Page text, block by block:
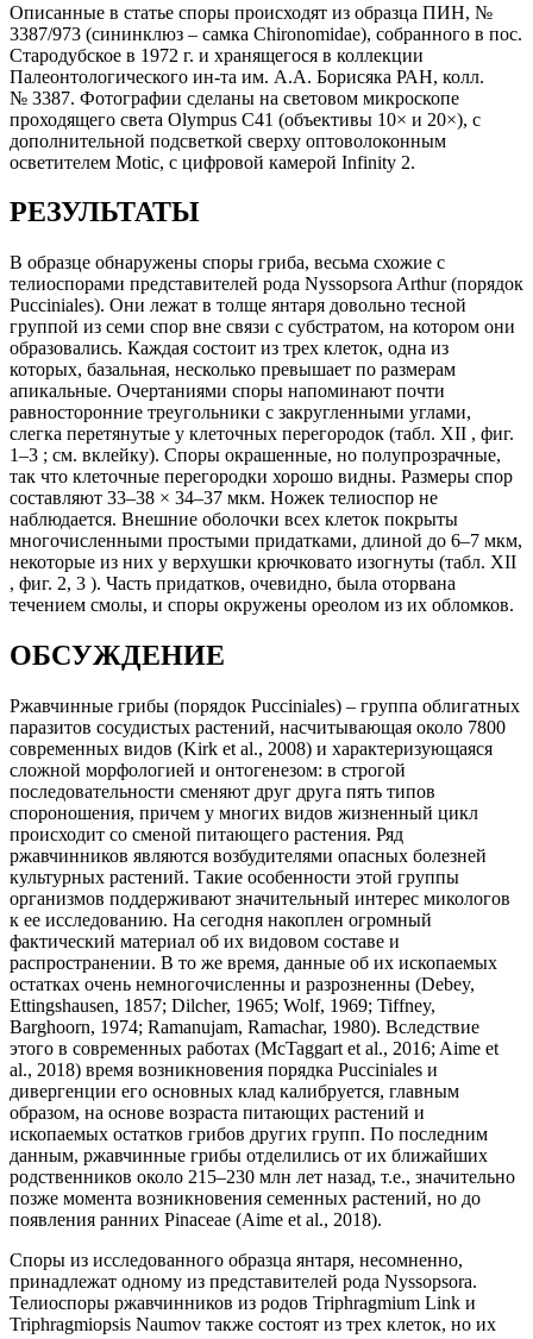
Описанные в статье споры происходят из образца ПИН, №
3387/973 (сининклюз – самка Chironomidae), собранного в пос.
Стародубское в 1972 г. и хранящегося в коллекции
Палеонтологического ин-та им. А.А. Борисяка РАН, колл.
№ 3387. Фотографии сделаны на световом микроскопе
проходящего света Olympus С41 (объективы 10× и 20×), с
дополнительной подсветкой сверху оптоволоконным
осветителем Motic, с цифровой камерой Infinity 2.
РЕЗУЛЬТАТЫ
В образце обнаружены споры гриба, весьма схожие с
телиоспорами представителей рода Nyssopsora Arthur (порядок
Pucciniales). Они лежат в толще янтаря довольно тесной
группой из семи спор вне связи с субстратом, на котором они
образовались. Каждая состоит из трех клеток, одна из
которых, базальная, несколько превышает по размерам
апикальные. Очертаниями споры напоминают почти
равносторонние треугольники с закругленными углами,
слегка перетянутые у клеточных перегородок (табл. XII , фиг.
1–3 ; см. вклейку). Споры окрашенные, но полупрозрачные,
так что клеточные перегородки хорошо видны. Размеры спор
составляют 33–38 × 34–37 мкм. Ножек телиоспор не
наблюдается. Внешние оболочки всех клеток покрыты
многочисленными простыми придатками, длиной до 6–7 мкм,
некоторые из них у верхушки крючковато изогнуты (табл. XII
, фиг. 2, 3 ). Часть придатков, очевидно, была оторвана
течением смолы, и споры окружены ореолом из их обломков.
ОБСУЖДЕНИЕ
Ржавчинные грибы (порядок Pucciniales) – группа облигатных
паразитов сосудистых растений, насчитывающая около 7800
современных видов (Kirk et al., 2008) и характеризующаяся
сложной морфологией и онтогенезом: в строгой
последовательности сменяют друг друга пять типов
спороношения, причем у многих видов жизненный цикл
происходит со сменой питающего растения. Ряд
ржавчинников являются возбудителями опасных болезней
культурных растений. Такие особенности этой группы
организмов поддерживают значительный интерес микологов
к ее исследованию. На сегодня накоплен огромный
фактический материал об их видовом составе и
распространении. В то же время, данные об их ископаемых
остатках очень немногочисленны и разрозненны (Debey,
Ettingshausen, 1857; Dilcher, 1965; Wolf, 1969; Tiffney,
Barghoorn, 1974; Ramanujam, Ramachar, 1980). Вследствие
этого в современных работах (McTaggart et al., 2016; Aime et
al., 2018) время возникновения порядка Pucciniales и
дивергенции его основных клад калибруется, главным
образом, на основе возраста питающих растений и
ископаемых остатков грибов других групп. По последним
данным, ржавчинные грибы отделились от их ближайших
родственников около 215–230 млн лет назад, т.е., значительно
позже момента возникновения семенных растений, но до
появления ранних Pinaceae (Aime et al., 2018).
Споры из исследованного образца янтаря, несомненно,
принадлежат одному из представителей рода Nyssopsora.
Телиоспоры ржавчинников из родов Triphragmium Link и
Triphragmiopsis Naumov также состоят из трех клеток, но их